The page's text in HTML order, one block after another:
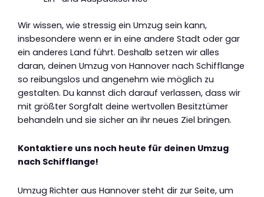
Wir wissen, wie stressig ein Umzug sein kann,
insbesondere wenn er in eine andere Stadt oder gar
ein anderes Land führt. Deshalb setzen wir alles
daran, deinen Umzug von Hannover nach Schifflange
so reibungslos und angenehm wie möglich zu
gestalten. Du kannst dich darauf verlassen, dass wir
mit größter Sorgfalt deine wertvollen Besitztümer
behandeln und sie sicher an ihr neues Ziel bringen.
Kontaktiere uns noch heute für deinen Umzug
nach Schifflange!
Umzug Richter aus Hannover steht dir zur Seite, um